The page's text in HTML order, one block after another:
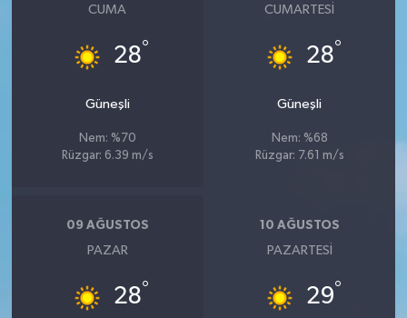
CUMA
28°
Güneşli
Nem: %70
Rüzgar: 6.39 m/s
CUMARTESI
28°
Güneşli
Nem: %68
Rüzgar: 7.61 m/s
09 AĞUSTOS
PAZAR
28°
10 AĞUSTOS
PAZARTESI
29°